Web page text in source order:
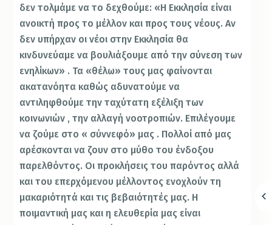
δεν τολμάμε να το δεχθούμε: «Η Εκκλησία είναι
ανοικτή προς το μέλλον και προς τους νέους. Αν
δεν υπήρχαν οι νέοι στην Εκκλησία θα
κινδυνεύαμε να βουλιάξουμε από την σύνεση των
ενηλίκων» . Τα «θέλω» τους μας φαίνονται
ακατανόητα καθώς αδυνατούμε να
αντιληφθούμε την ταχύτατη εξέλιξη των
κοινωνιών , την αλλαγή νοοτροπιών. Επιλέγουμε
να ζούμε στο « σύννεφό» μας . Πολλοί από μας
αρέσκονται να ζουν στο μύθο του ένδοξου
παρελθόντος. Οι προκλήσεις του παρόντος αλλά
και του επερχόμενου μέλλοντος ενοχλούν τη
μακαριότητά και τις βεβαιότητές μας. Η
ποιμαντική μας και η ελευθερία μας είναι